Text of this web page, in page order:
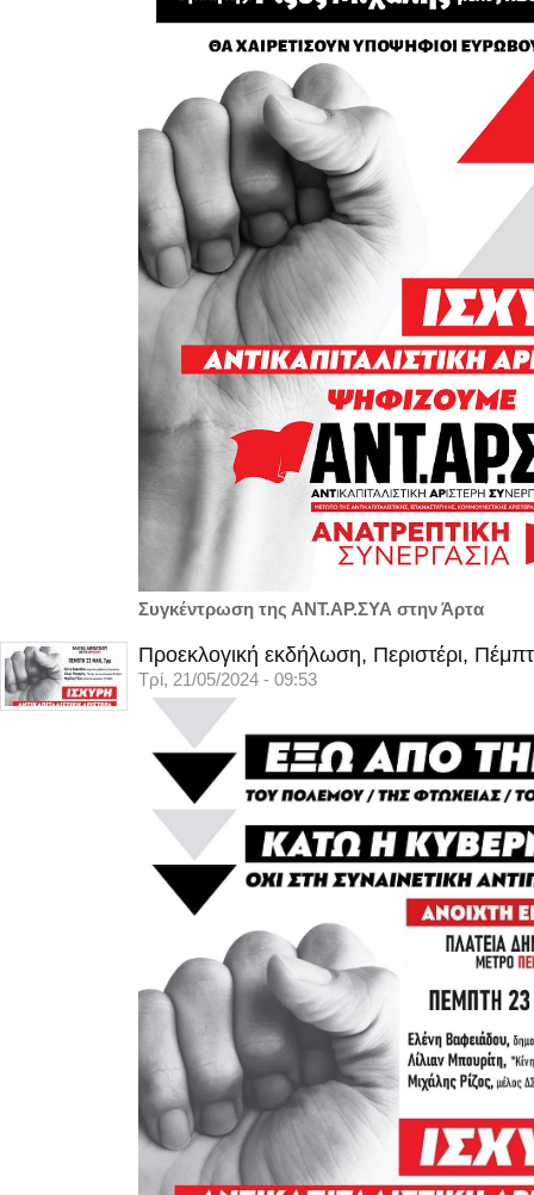
Συγκέντρωση της ΑΝΤ.ΑΡ.ΣΥΑ στην Άρτα
Προεκλογική εκδήλωση, Περιστέρι,
Τρί, 21/05/2024 - 09:53